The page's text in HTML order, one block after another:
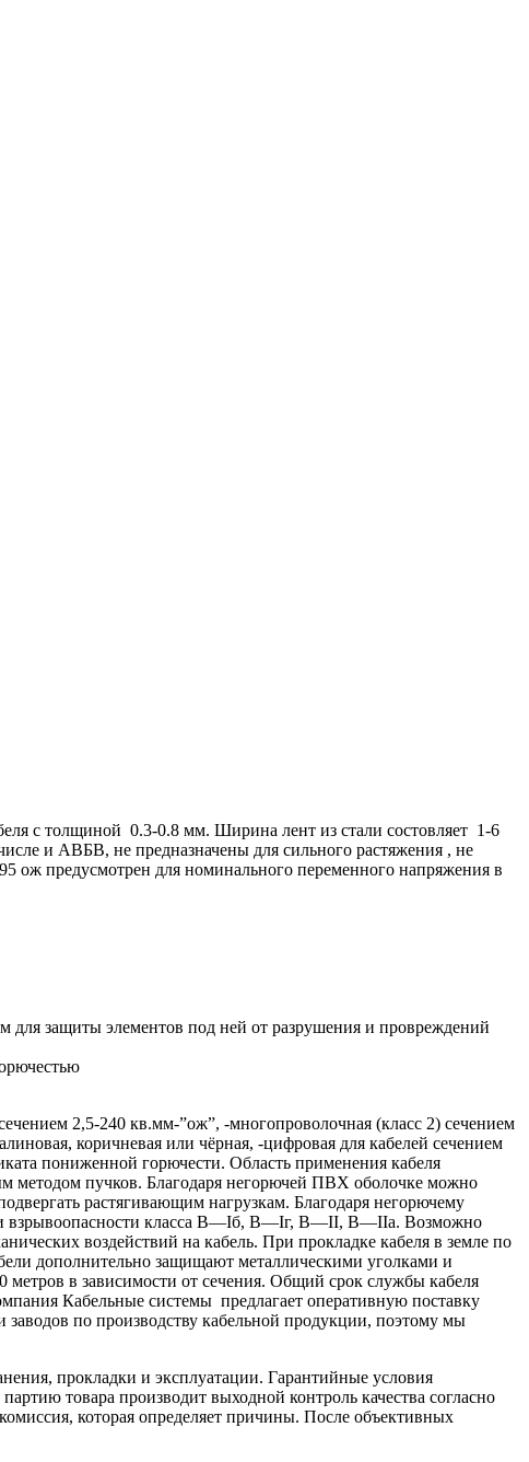
с толщиной 0.3-0.8 мм. Ширина лент из стали состовляет 1-6
и АВБВ, не предназначены для сильного растяжения , не
ож предусмотрен для номинального переменного напряжения в
защиты элементов под ней от разрушения и провреждений
2,5-240 кв.мм-”ож”, -многопроволочная (класс 2) сечением
коричневая или чёрная, -цифровая для кабелей сечением
пониженной горючести. Область применения кабеля
пучков. Благодаря негорючей ПВХ оболочке можно
растягивающим нагрузкам. Благодаря негорючему
взрывоопасности класса B—Iб, B—Iг, В—II, В—IIа. Возможно
воздействий на кабель. При прокладке кабеля в земле по
дополнительно защищают металлическими уголками и
метров в зависимости от сечения. Общий срок службы кабеля
Кабельные системы предлагает оперативную поставку
по производству кабельной продукции, поэтому мы
прокладки и эксплуатации. Гарантийные условия
товара производит выходной контроль качества согласно
которая определяет причины. После объективных